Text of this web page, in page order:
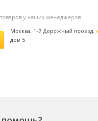
товаров у наших менеджеров
Москва, 1-й Дорожный проезд,
дом 5